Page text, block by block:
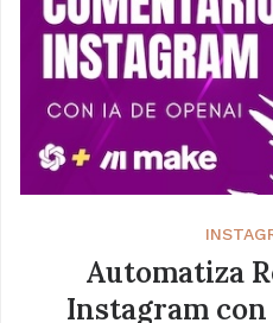
Automatiza
Instagram con